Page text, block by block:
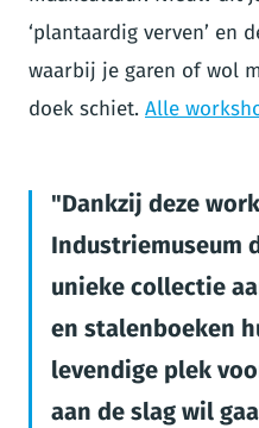
‘plantaardig verven’ en
waarbij je garen of wol
doek schiet. Alle
Dankzij deze
Industriemuseum
unieke collectie
en stalenboeken
levendige plek
aan de slag wil